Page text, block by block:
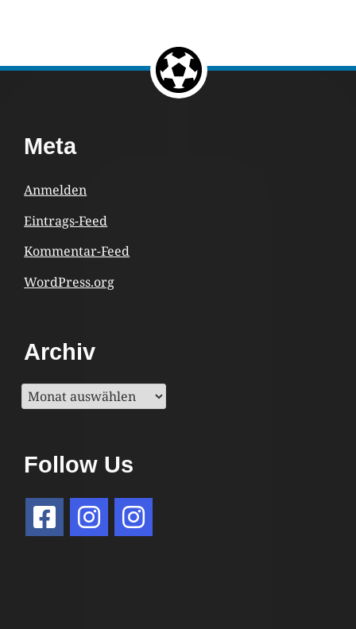
Return to the top of the page.
Content
Meta
Anmelden
Eintrags-Feed
Kommentar-Feed
WordPress.org
Archiv
Archiv
Follow Us